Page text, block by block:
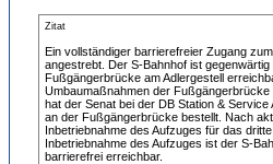
Zitat
Ein vollständiger barrierefreier Zugang
angestrebt. Der S-Bahnhof ist
Fußgängerbrücke am Adlergestell
Umbaumaßnahmen der
hat der Senat bei der DB Station &
an der Fußgängerbrücke bestellt. Nach
Inbetriebnahme des Aufzuges für das
Inbetriebnahme des Aufzuges ist der S-
barrierefrei erreichbar.